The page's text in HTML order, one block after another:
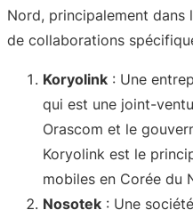
Nord, principalement
de collaborations
Koryolink : Une
qui est une joint-
Orascom et le
Koryolink est le
mobiles en Corée du
Nosotek : Une